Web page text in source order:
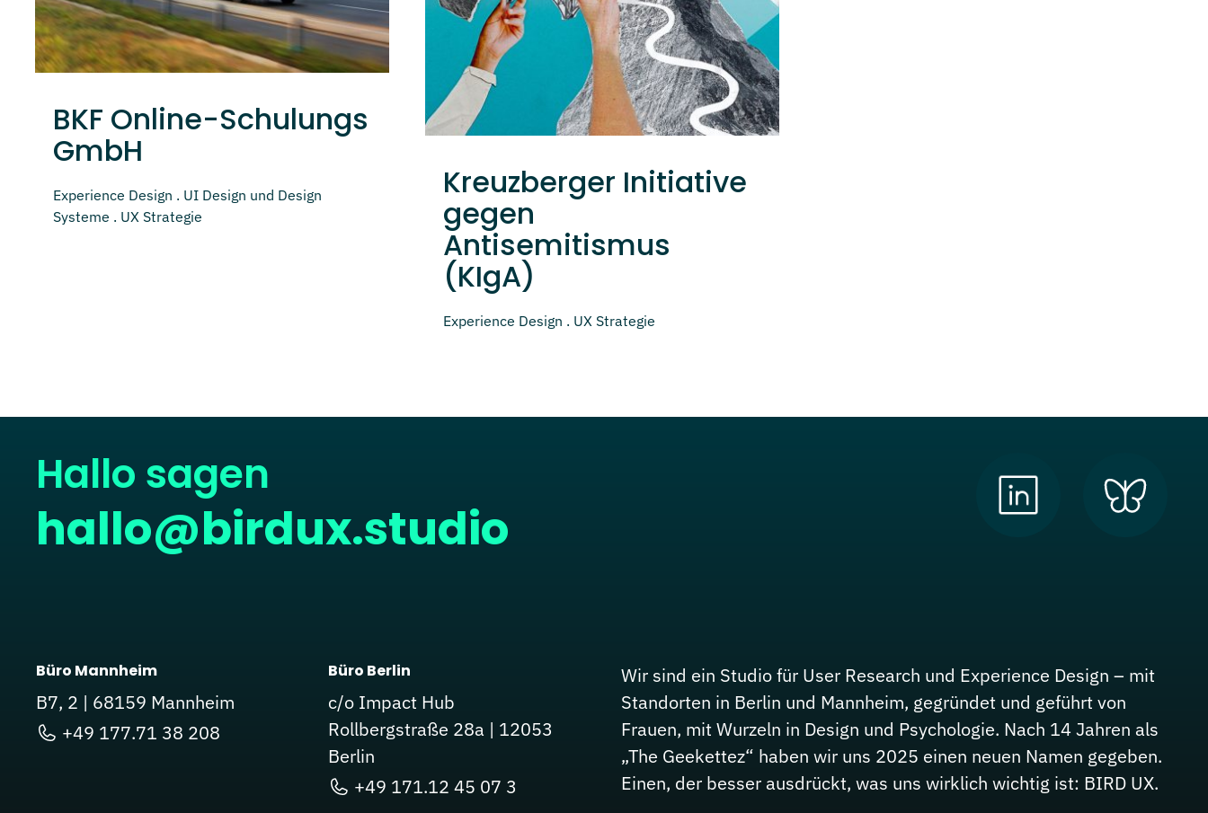
BKF Online-Schulungs
GmbH
Experience Design . UI Design und Design
Systeme . UX Strategie
Kreuzberger Initiative
gegen
Antisemitismus
(KIgA)
Experience Design . UX Strategie
Hallo sagen
hallo@birdux.studio
Büro Mannheim
B7, 2 | 68159 Mannheim
+49 177.71 38 208
Büro Berlin
c/o Impact Hub
Rollbergstraße 28a | 12053
Berlin
+49 171.12 45 07 3
Wir sind ein Studio für User Research und Experience Design – mit
Standorten in Berlin und Mannheim, gegründet und geführt von
Frauen, mit Wurzeln in Design und Psychologie. Nach 14 Jahren als
„The Geekettez“ haben wir uns 2025 einen neuen Namen gegeben.
Einen, der besser ausdrückt, was uns wirklich wichtig ist: BIRD UX.